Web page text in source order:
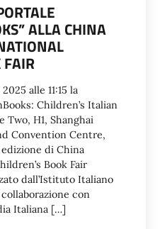
ALLA CHINA
FAIR
alle 11:15 la
Children’s Italian
Two, H1, Shanghai
Convention Centre,
edizione di China
Book Fair
dall’Istituto Italiano
con
Italiana […]